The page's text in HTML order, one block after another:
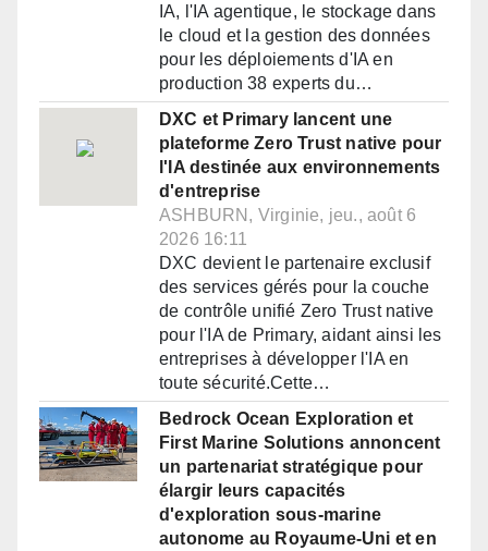
IA, l'IA agentique, le stockage dans
le cloud et la gestion des données
pour les déploiements d'IA en
production 38 experts du…
DXC et Primary lancent une
plateforme Zero Trust native pour
l'IA destinée aux environnements
d'entreprise
ASHBURN, Virginie, jeu., août 6
2026 16:11
DXC devient le partenaire exclusif
des services gérés pour la couche
de contrôle unifié Zero Trust native
pour l'IA de Primary, aidant ainsi les
entreprises à développer l'IA en
toute sécurité.Cette…
Bedrock Ocean Exploration et
First Marine Solutions annoncent
un partenariat stratégique pour
élargir leurs capacités
d'exploration sous-marine
autonome au Royaume-Uni et en